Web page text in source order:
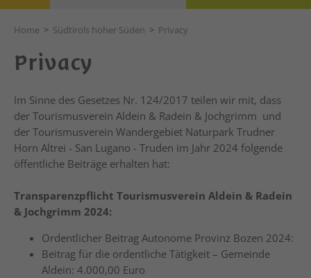
Home > Südtirols hoher Süden > Privacy
Privacy
Im Sinne des Gesetzes Nr. 124/2017 teilen wir mit, dass
der Tourismusverein Aldein & Radein & Jochgrimm und
der Tourismusverein Wandergebiet Naturpark Trudner
Horn Altrei - San Lugano - Truden im Jahr 2024 folgende
öffentliche Beiträge erhalten hat:
Transparenzpflicht Tourismusverein Aldein & Radein
& Jochgrimm 2024:
Ordentlicher Beitrag Autonome Provinz Bozen 2024:
Beitrag für die ordentliche Tätigkeit – Gemeinde
Aldein: 4.000,00 Euro